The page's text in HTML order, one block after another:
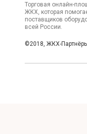
Торговая онлайн-
ЖКХ, которая
поставщиков
всей России.
©2018, ЖКХ-